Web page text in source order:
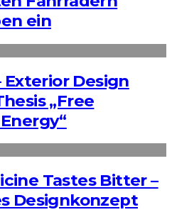
ein
Exterior Design
„Free
Tastes Bitter –
Designkonzept